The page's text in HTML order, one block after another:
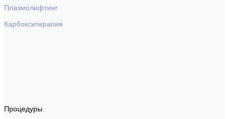
Плазмолифтинг
Карбокситерапия
Процедуры